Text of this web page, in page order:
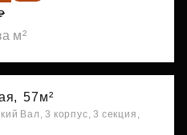
м²
57м²
Вал, 3 корпус, 3 секция,